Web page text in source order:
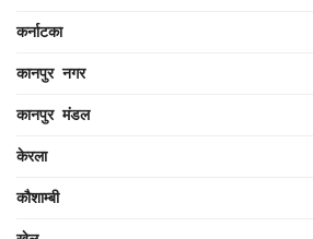
कर्नाटका
कानपुर नगर
कानपुर मंडल
केरला
कौशाम्बी